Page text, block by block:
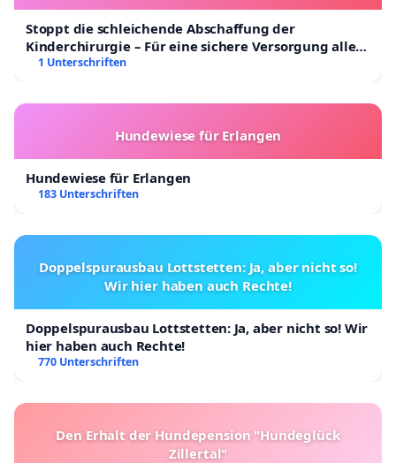
Stoppt die schleichende Abschaffung der
Kinderchirurgie – Für eine sichere Versorgung aller
Kinder in Deutschland
1 Unterschriften
Hundewiese für Erlangen
Hundewiese für Erlangen
183 Unterschriften
Doppelspurausbau Lottstetten: Ja, aber nicht so!
Wir hier haben auch Rechte!
Doppelspurausbau Lottstetten: Ja, aber nicht so! Wir
hier haben auch Rechte!
770 Unterschriften
Den Erhalt der Hundepension "Hundeglück
Zillertal"